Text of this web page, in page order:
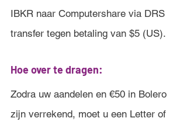
IBKR naar Computershare via DRS
transfer tegen betaling van $5 (US).
Hoe over te dragen:
Zodra uw aandelen en €50 in Bolero
zijn verrekend, moet u een Letter of